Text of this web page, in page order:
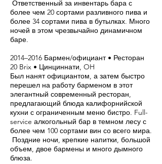
Ответственный за инвентарь бара с
более чем 20 сортами разливного пива и
более 34 сортами пива в бутылках. Много
ночей в этом чрезвычайно динамичном
баре.
2014–2016 Бармен/официант • Ресторан
20 Brix • Цинциннати, OH
Был нанят официантом, а затем быстро
перешел на работу барменом в этот
элегантный современный ресторан,
предлагающий блюда калифорнийской
кухни с ограниченным меню бистро. Full-
service алкогольный бар в темном лесу с
более чем 100 сортами вин со всего мира.
Поздние ночи, крепкие напитки, большой
объем, двое бармены и много дымного
блюза.